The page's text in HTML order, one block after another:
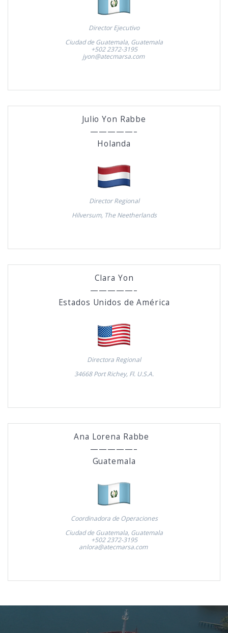
Director Ejecutivo
Ciudad de Guatemala, Guatemala
+502 2372-3195
jyon@atecmarsa.com
Julio Yon Rabbe
—————–
Holanda
Director Regional
Hilversum, The Neetherlands
Clara Yon
—————–
Estados Unidos de América
Directora Regional
34668 Port Richey, Fl. U.S.A.
Ana Lorena Rabbe
—————–
Guatemala
Coordinadora de Operaciones
Ciudad de Guatemala, Guatemala
+502 2372-3195
anlora@atecmarsa.com